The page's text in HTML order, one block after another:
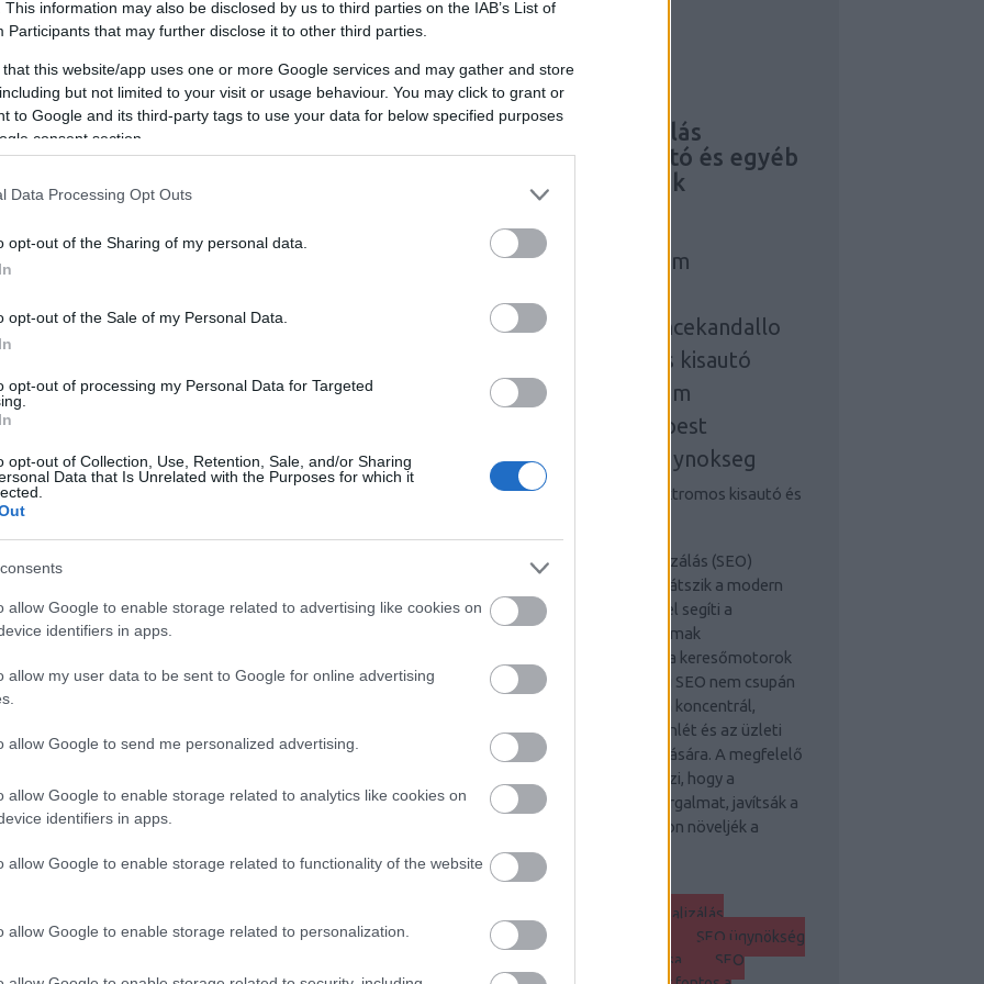
This information may also be disclosed by us to third parties on the IAB’s List of
Participants that may further disclose it to other third parties.
that this website/app uses one or more Google services and may gather and store
but not limited to your visit or usage behaviour. You may click to grant or
to Google and its third-party tags to use your data for below specified purposes
consent section.
Data Processing Opt Outs
opt-out of the Sharing of my personal data.
opt-out of the Sale of my Personal Data.
opt-out of processing my Personal Data for Targeted
opt-out of Collection, Use, Retention, Sale, and/or Sharing
Data that Is Unrelated with the Purposes for which it
allow Google to enable storage related to advertising like cookies on
identifiers in apps.
allow my user data to be sent to Google for online advertising
allow Google to send me personalized advertising.
allow Google to enable storage related to analytics like cookies on
identifiers in apps.
allow Google to enable storage related to functionality of the website
allow Google to enable storage related to personalization.
Mi az önfejlesztés?
Az önfejlesztés egy olyan folyamat, amely
során az egyén aktívan törekszik arra, hogy
fizikai vagy szociális területekről. Ez a
tevékenységeket, amelyek hozzájárulnak az
adott cél elérése, hanem egy életen át tartó
potenciálját, javítsa életminőségét és
Miért fontos az önfejlesztés?
önmagukat, felismerjék és fejlesszék
képességeiket, valamint megvalósítsák saját
teszi számukra, hogy túllépjenek korlátaikon
személyes kapcsolatok javítása vagy
Jobb döntéshozatal és problémamegoldás
Az önfejlesztéssel együtt járó tudatosság és
jobban felmérni saját érzéseiket,
teszi számukra, hogy informáltabb és
használtautó
ELEKTROMOS KISAUTÓ
Stratégiai
keresőoptimalizálás
Elektromos
kisautó és egyéb
más érdekességek
Szonyegtakaritas
Kelahvagyonvedelem
cserepkalyhakemencekandallo
legjobb elektromos kisautó
Angolnyelvtanfolyam
Futesszerelesbudapest
Keresomarketingugynokseg
Szonyegtisztitas
Elektromos kisautó és
A stratégiai keresőoptimalizálás (SEO)
kulcsfontosságú szerepet játszik a modern
digitális marketingben, mivel segíti a
weboldalak és online tartalmak
láthatóságának növelését a keresőmotorok
találati listáján. A stratégiai SEO nem csupán
a kulcsszavak használatára koncentrál,
hanem az egész online jelenlét és az üzleti
célok szoros összekapcsolására. A megfelelő
SEO stratégia lehetővé teszi, hogy a
vállalkozások növeljék a forgalmat, javítsák a
konverziókat, és végső soron növeljék a
bevételeiket.
Keresőoptimalizálás
Ügynökségek és Linképítés
SEO ügynökség
– A hatékony linképítés kulcsa
SEO